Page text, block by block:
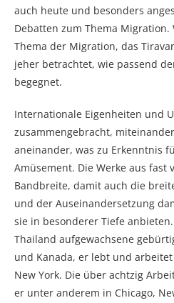
auch heute und besonders
Debatten zum Thema
Thema der Migration, das
jeher betrachtet, wie passend
begegnet.
Internationale Eigenheiten und
zusammengebracht,
aneinander, was zu Erkenntnis
Amüsement. Die Werke aus fast
Bandbreite, damit auch die
und der Auseinandersetzung
sie in besonderer Tiefe
Thailand aufgewachsene
und Kanada, er lebt und
New York. Die über achtzig
er unter anderem in Chicago,